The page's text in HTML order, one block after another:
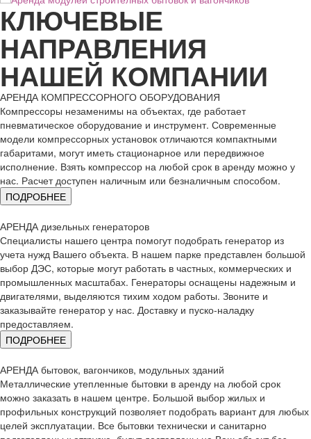
КЛЮЧЕВЫЕ
НАПРАВЛЕНИЯ
НАШЕЙ КОМПАНИИ
АРЕНДА КОМПРЕССОРНОГО ОБОРУДОВАНИЯ
Компрессоры незаменимы на объектах, где работает
пневматическое оборудование и инструмент. Современные
модели компрессорных установок отличаются компактными
габаритами, могут иметь стационарное или передвижное
исполнение. Взять компрессор на любой срок в аренду можно у
нас. Расчет доступен наличным или безналичным способом.
ПОДРОБНЕЕ
АРЕНДА дизельных генераторов
Специалисты нашего центра помогут подобрать генератор из
учета нужд Вашего объекта. В нашем парке представлен большой
выбор ДЭС, которые могут работать в частных, коммерческих и
промышленных масштабах. Генераторы оснащены надежным и
двигателями, выделяются тихим ходом работы. Звоните и
заказывайте генератор у нас. Доставку и пуско-наладку
предоставляем.
ПОДРОБНЕЕ
АРЕНДА бытовок, вагончиков, модульных зданий
Металлические утепленные бытовки в аренду на любой срок
можно заказать в нашем центре. Большой выбор жилых и
профильных конструкций позволяет подобрать вариант для любых
целей эксплуатации. Все бытовки технически и санитарно